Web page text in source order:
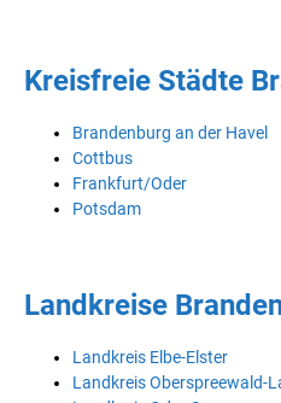
Kreisfreie Städte
Brandenburg an der Havel
Cottbus
Frankfurt/Oder
Potsdam
Landkreise
Landkreis Elbe-Elster
Landkreis Oberspreewald-